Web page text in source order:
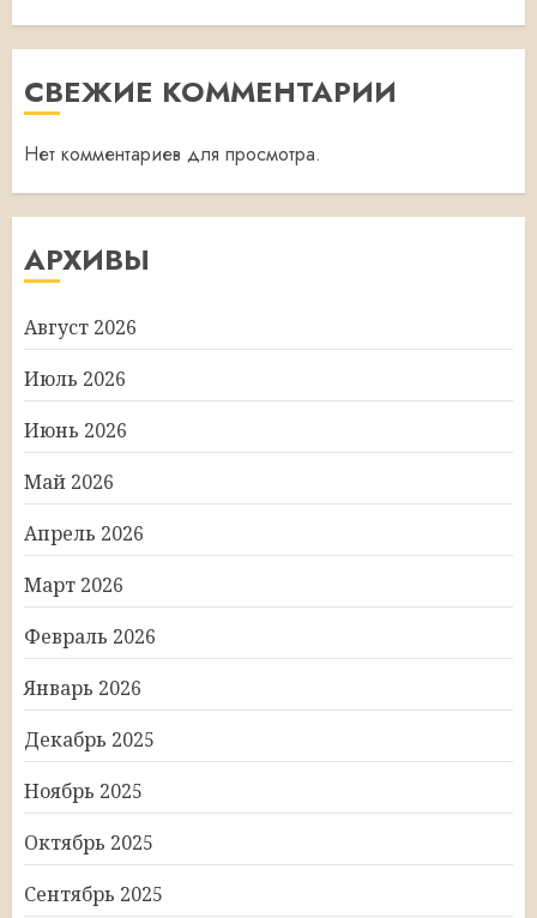
СВЕЖИЕ КОММЕНТАРИИ
Нет комментариев для просмотра.
АРХИВЫ
Август 2026
Июль 2026
Июнь 2026
Май 2026
Апрель 2026
Март 2026
Февраль 2026
Январь 2026
Декабрь 2025
Ноябрь 2025
Октябрь 2025
Сентябрь 2025